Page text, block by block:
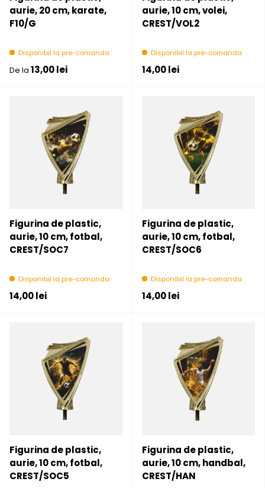
aurie, 20 cm, karate,
F10/G
Disponibil la pre-comanda
Pret initial
De la 13,00 lei
aurie, 10 cm, volei,
CREST/VOL2
Disponibil la pre-comanda
Pret initial
14,00 lei
Figurina de plastic,
aurie, 10 cm, fotbal,
CREST/SOC7
Disponibil la pre-comanda
Pret initial
14,00 lei
Figurina de plastic,
aurie, 10 cm, fotbal,
CREST/SOC6
Disponibil la pre-comanda
Pret initial
14,00 lei
Figurina de plastic,
aurie, 10 cm, fotbal,
CREST/SOC5
Figurina de plastic,
aurie, 10 cm, handbal,
CREST/HAN